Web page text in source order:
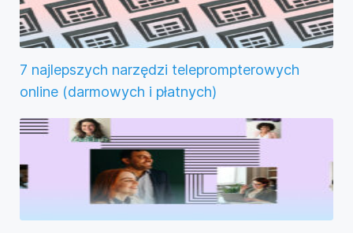
7 najlepszych narzędzi teleprompterowych
online (darmowych i płatnych)